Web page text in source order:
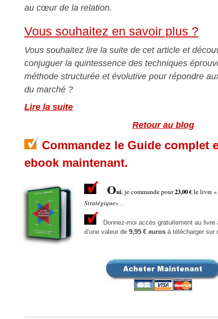
au cœur de la relation.
Vous souhaitez en savoir plus ?
Vous souhaitez lire la suite de cet article et
conjuguer la quintessence des techniques
méthode structurée et évolutive pour répondre
du marché ?
Lire la suite
Retour au blog
Commandez le Guide complet
ebook maintenant.
Oui, je commande pour23,00 €le livre
Stratégique« .
Donnez-moi accès gratuitement au livre
d’une valeur de 9,95 € euros à télécharger sur